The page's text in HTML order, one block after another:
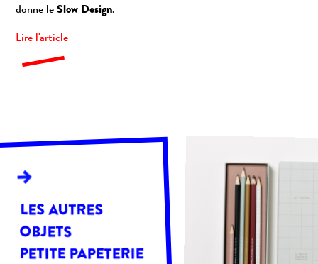
donne leSlow Design.
Lire l'article
LES AUTRES
OBJETS
PETITE PAPETERIE